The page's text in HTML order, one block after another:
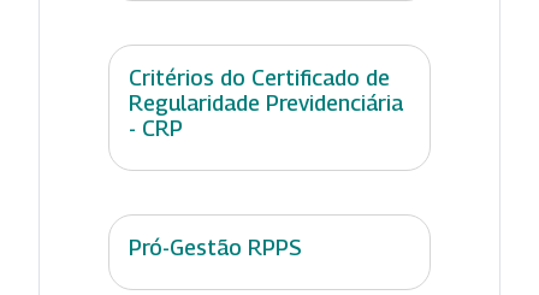
Critérios do Certificado de
Regularidade Previdenciária
- CRP
Pró-Gestão RPPS